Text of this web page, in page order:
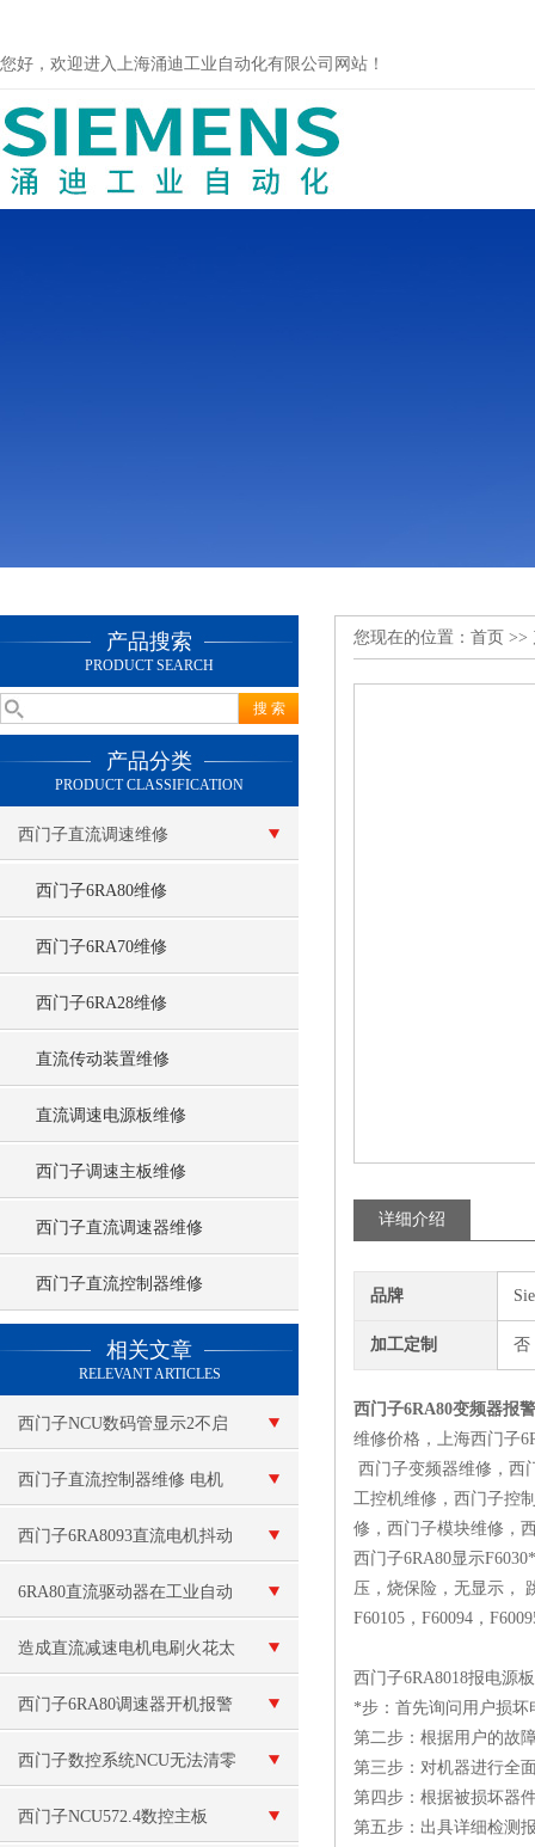
您好，欢迎进入上海涌迪工业自动化有限公司网站！
产品搜索
PRODUCT SEARCH
产品分类
PRODUCT CLASSIFICATION
西门子直流调速维修
西门子6RA80维修
西门子6RA70维修
西门子6RA28维修
直流传动装置维修
直流调速电源板维修
西门子调速主板维修
西门子直流调速器维修
西门子直流控制器维修
相关文章
RELEVANT ARTICLES
西门子NCU数码管显示2不启
动维修
西门子直流控制器维修 电机
故障
西门子6RA8093直流电机抖动
维修控制柜坏
6RA80直流驱动器在工业自动
化领域的应用与价值
造成直流减速电机电刷火花太
大的原因有哪些呢？
西门子6RA80调速器开机报警
F60092故障原因分析
西门子数控系统NCU无法清零
维修
西门子NCU572.4数控主板
您现在的位置： 首页 >>
详细介绍
品牌
加工定制 否
西门子6RA80变频器报警
维修价格，上海西门子
西门子变频器维修，西
工控机维修，西门子控
修，西门子模块维修，
西门子6RA80显示
压，烧保险，无显示，
F60105，F60094，
西门子6RA8018报电源
*步：首先询问用户损
第二步：根据用户的故
第三步：对机器进行全
第四步：根据被损坏器
第五步：出具详细检测